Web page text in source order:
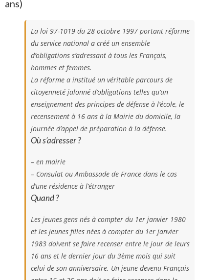
ans)
La loi 97-1019 du 28 octobre 1997 portant réforme
du service national a créé un ensemble
d’obligations s’adressant à tous les Français,
hommes et femmes.
La réforme a institué un véritable parcours de
citoyenneté jalonné d’obligations telles qu’un
enseignement des principes de défense à l’école, le
recensement à 16 ans à la Mairie du domicile, la
journée d’appel de préparation à la défense.
Où s’adresser ?
– en mairie
– Consulat ou Ambassade de France dans le cas
d’une résidence à l’étranger
Quand ?
Les jeunes gens nés à compter du 1er janvier 1980
et les jeunes filles nées à compter du 1er janvier
1983 doivent se faire recenser entre le jour de leurs
16 ans et le dernier jour du 3ème mois qui suit
celui de son anniversaire. Un jeune devenu Français